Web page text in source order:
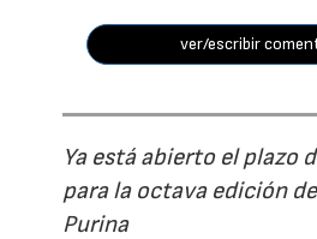
ver/escribir
Ya está abierto el plazo
para la octava edición
Purina